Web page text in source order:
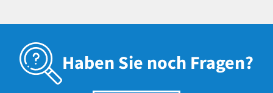
Haben Sie noch Fragen?